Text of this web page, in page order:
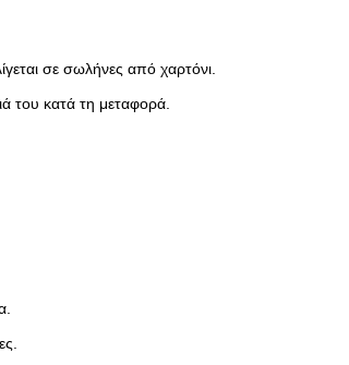
σε σωλήνες από χαρτόνι.
του κατά τη μεταφορά.